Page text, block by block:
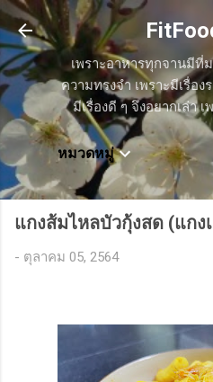
ข้ามไปที่เ
เพราะอาหารทุกจานมีที่ม
ความทรงจำ เพราะมีเรื่อง
มีเรื่องดี ๆ จึงอยากเล่า
หมวดหมู่
แกงส้มไหลบัวกุ้งสด (แกง
- ตุลาคม 05, 2564